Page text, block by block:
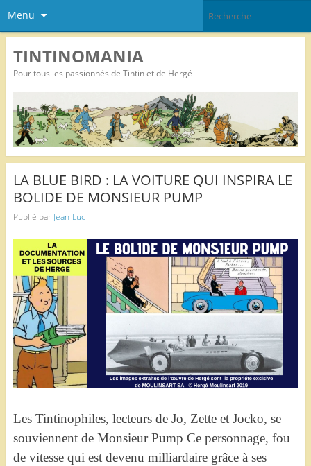
Menu
TINTINOMANIA
Pour tous les passionnés de Tintin et de Hergé
LA BLUE BIRD : LA VOITURE QUI INSPIRA LE
BOLIDE DE MONSIEUR PUMP
Publié par Jean-Luc
Les Tintinophiles, lecteurs de Jo, Zette et Jocko, se
souviennent de Monsieur Pump Ce personnage, fou
de vitesse qui est devenu milliardaire grâce à ses